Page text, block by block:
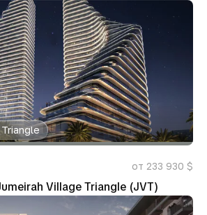
от 233 930 $
Village Triangle (JVT)